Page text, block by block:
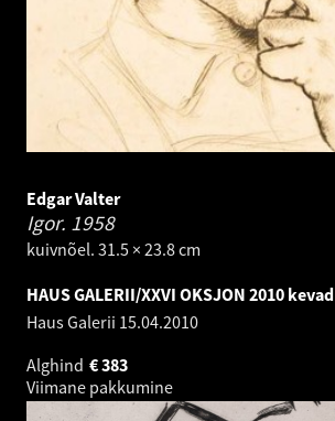
Edgar Valter
Igor. 1958
kuivnõel. 31.5 × 23.8 cm
HAUS GALERII/XXVI OKSJON 2010 kevad
Haus Galerii 15.04.2010
Alghind
383
€
Viimane pakkumine